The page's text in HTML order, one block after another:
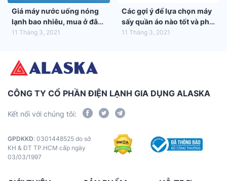
Giá máy nước uống nóng
lạnh bao nhiêu, mua ở đâu
tốt nhất?
11 Tháng 3, 2021
Các gợi ý để lựa chọn máy
sấy quần áo nào tốt và phù
hợp nhất với gia đình bạn
11 Tháng 3, 2021
CÔNG TY CỔ PHẦN ĐIỆN LẠNH GIA DỤNG ALASKA
Kết nối với chúng tôi:
GPDKKD: 0301448525 do sở
KH & ĐT TP.HCM cấp ngày
03/03/1997